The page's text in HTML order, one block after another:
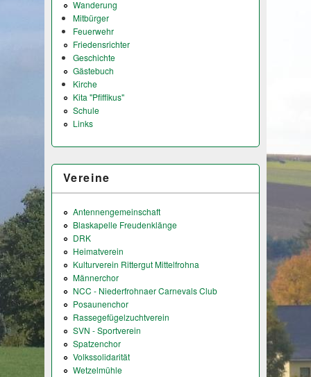
Wanderung
Mitbürger
Feuerwehr
Friedensrichter
Geschichte
Gästebuch
Kirche
Kita "Pfiffikus"
Schule
Links
Vereine
Antennengemeinschaft
Blaskapelle Freudenklänge
DRK
Heimatverein
Kulturverein Rittergut Mittelfrohna
Männerchor
NCC - Niederfrohnaer Carnevals Club
Posaunenchor
Rassegefügelzuchtverein
SVN - Sportverein
Spatzenchor
Volkssolidarität
Wetzelmühle